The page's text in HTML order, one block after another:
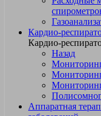
Кардио-
Кардио-
Назад
Аппаратная